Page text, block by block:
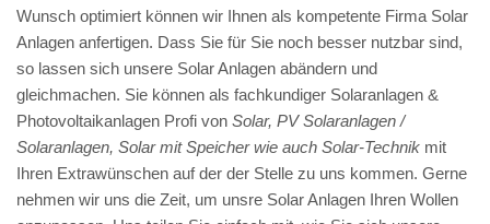
Wunsch optimiert können wir Ihnen als kompetente Firma Solar
Anlagen anfertigen. Dass Sie für Sie noch besser nutzbar sind,
so lassen sich unsere Solar Anlagen abändern und
gleichmachen. Sie können als fachkundiger Solaranlagen &
Photovoltaikanlagen Profi von Solar, PV Solaranlagen /
Solaranlagen, Solar mit Speicher wie auch Solar-Technik mit
Ihren Extrawünschen auf der der Stelle zu uns kommen. Gerne
nehmen wir uns die Zeit, um unsre Solar Anlagen Ihren Wollen